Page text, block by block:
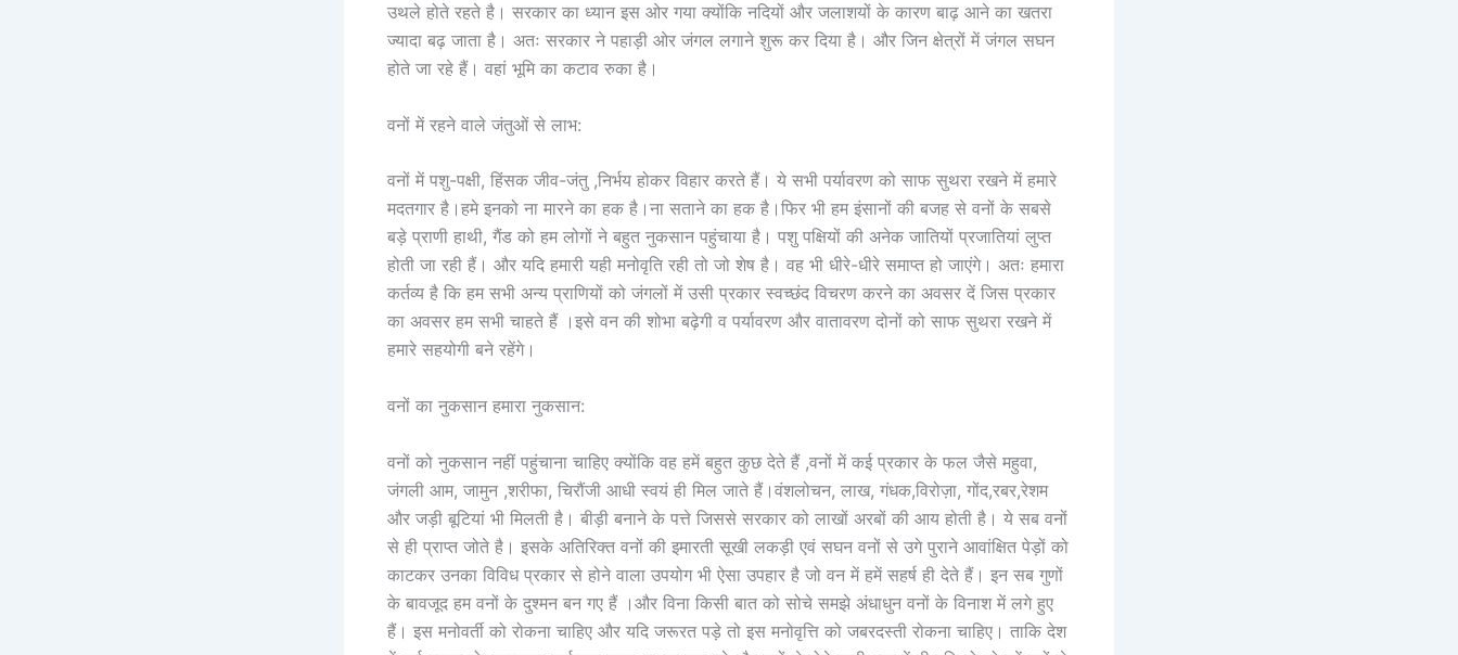
उथले होते रहते है। सरकार का ध्यान इस ओर गया क्योंकि नदियों और जलाशयों के कारण बाढ़ आने का खतरा
ज्यादा बढ़ जाता है। अतः सरकार ने पहाड़ी ओर जंगल लगाने शुरू कर दिया है। और जिन क्षेत्रों में जंगल सघन
होते जा रहे हैं। वहां भूमि का कटाव रुका है।
वनों में रहने वाले जंतुओं से लाभ:
वनों में पशु-पक्षी, हिंसक जीव-जंतु ,निर्भय होकर विहार करते हैं। ये सभी पर्यावरण को साफ सुथरा रखने में हमारे
मदतगार है।हमे इनको ना मारने का हक है।ना सताने का हक है।फिर भी हम इंसानों की बजह से वनों के सबसे
बड़े प्राणी हाथी, गैंड को हम लोगों ने बहुत नुकसान पहुंचाया है। पशु पक्षियों की अनेक जातियों प्रजातियां लुप्त
होती जा रही हैं। और यदि हमारी यही मनोवृति रही तो जो शेष है। वह भी धीरे-धीरे समाप्त हो जाएंगे। अतः हमारा
कर्तव्य है कि हम सभी अन्य प्राणियों को जंगलों में उसी प्रकार स्वच्छंद विचरण करने का अवसर दें जिस प्रकार
का अवसर हम सभी चाहते हैं ।इसे वन की शोभा बढ़ेगी व पर्यावरण और वातावरण दोनों को साफ सुथरा रखने में
हमारे सहयोगी बने रहेंगे।
वनों का नुकसान हमारा नुकसान:
वनों को नुकसान नहीं पहुंचाना चाहिए क्योंकि वह हमें बहुत कुछ देते हैं ,वनों में कई प्रकार के फल जैसे महुवा,
जंगली आम, जामुन ,शरीफा, चिरौंजी आधी स्वयं ही मिल जाते हैं।वंशलोचन, लाख, गंधक,विरोज़ा, गोंद,रबर,रेशम
और जड़ी बूटियां भी मिलती है। बीड़ी बनाने के पत्ते जिससे सरकार को लाखों अरबों की आय होती है। ये सब वनों
से ही प्राप्त जोते है। इसके अतिरिक्त वनों की इमारती सूखी लकड़ी एवं सघन वनों से उगे पुराने आवांक्षित पेड़ों को
काटकर उनका विविध प्रकार से होने वाला उपयोग भी ऐसा उपहार है जो वन में हमें सहर्ष ही देते हैं। इन सब गुणों
के बावजूद हम वनों के दुश्मन बन गए हैं ।और विना किसी बात को सोचे समझे अंधाधुन वनों के विनाश में लगे हुए
हैं। इस मनोवर्ती को रोकना चाहिए और यदि जरूरत पड़े तो इस मनोवृत्ति को जबरदस्ती रोकना चाहिए। ताकि देश